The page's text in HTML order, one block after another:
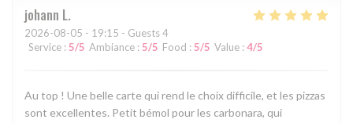
johann L
2026-08-05 - 19:15 - Guests 4
Service : 5/5 Ambiance : 5/5 Food : 5/5 Value : 4/5
Au top ! Une belle carte qui rend le choix difficile, et les pizzas
sont excellentes. Petit bémol pour les carbonara, qui